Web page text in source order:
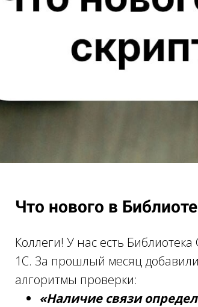
Что нового в
Коллеги! У нас есть
1С. За прошлый месяц
алгоритмы проверки:
«Наличие связи